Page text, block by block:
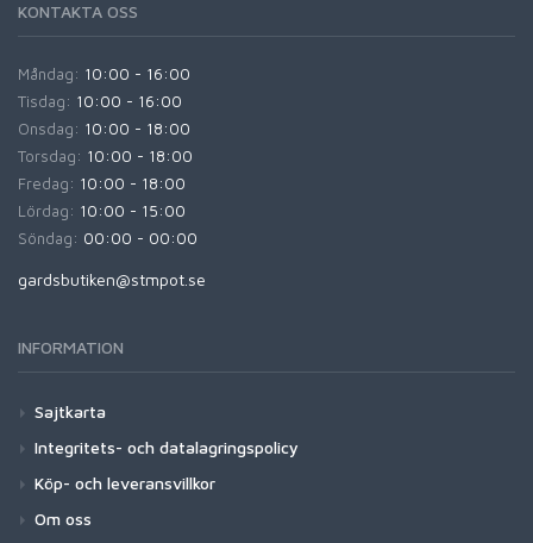
KONTAKTA OSS
Måndag: 10:00 - 16:00
Tisdag: 10:00 - 16:00
Onsdag: 10:00 - 18:00
Torsdag: 10:00 - 18:00
Fredag: 10:00 - 18:00
Lördag: 10:00 - 15:00
Söndag: 00:00 - 00:00
gardsbutiken@stmpot.se
INFORMATION
Sajtkarta
Integritets- och datalagringspolicy
Köp- och leveransvillkor
Om oss